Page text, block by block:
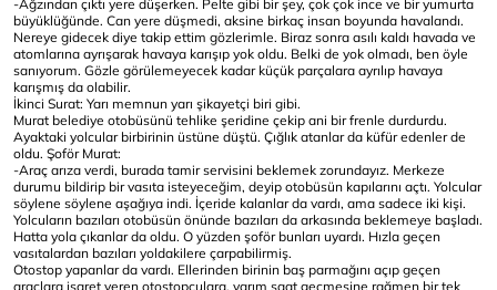
-Ağzından çıktı yere düşerken. Pelte gibi bir şey, çok çok ince ve bir yumurta
büyüklüğünde. Can yere düşmedi, aksine birkaç insan boyunda havalandı.
Nereye gidecek diye takip ettim gözlerimle. Biraz sonra asılı kaldı havada ve
atomlarına ayrışarak havaya karışıp yok oldu. Belki de yok olmadı, ben öyle
sanıyorum. Gözle görülemeyecek kadar küçük parçalara ayrılıp havaya
karışmış da olabilir.
İkinci Surat: Yarı memnun yarı şikayetçi biri gibi.
Murat belediye otobüsünü tehlike şeridine çekip ani bir frenle durdurdu.
Ayaktaki yolcular birbirinin üstüne düştü. Çığlık atanlar da küfür edenler de
oldu. Şoför Murat:
-Araç arıza verdi, burada tamir servisini beklemek zorundayız. Merkeze
durumu bildirip bir vasıta isteyeceğim, deyip otobüsün kapılarını açtı. Yolcular
söylene söylene aşağıya indi. İçeride kalanlar da vardı, ama sadece iki kişi.
Yolcuların bazıları otobüsün önünde bazıları da arkasında beklemeye başladı.
Hatta yola çıkanlar da oldu. O yüzden şoför bunları uyardı. Hızla geçen
vasıtalardan bazıları yoldakilere çarpabilirmiş.
Otostop yapanlar da vardı. Ellerinden birinin baş parmağını açıp geçen
araçlara işaret veren otostopçulara, yarım saat geçmesine rağmen bir tek